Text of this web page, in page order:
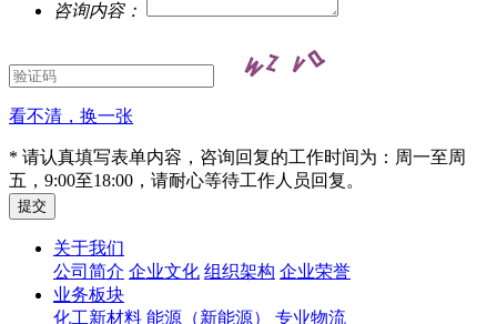
咨询内容：
看不清，换一张
* 请认真填写表单内容，咨询回复的工作时间为：周一至周
五，9:00至18:00，请耐心等待工作人员回复。
关于我们
公司简介 企业文化 组织架构 企业荣誉
业务板块
化工新材料 能源（新能源）
专业物流